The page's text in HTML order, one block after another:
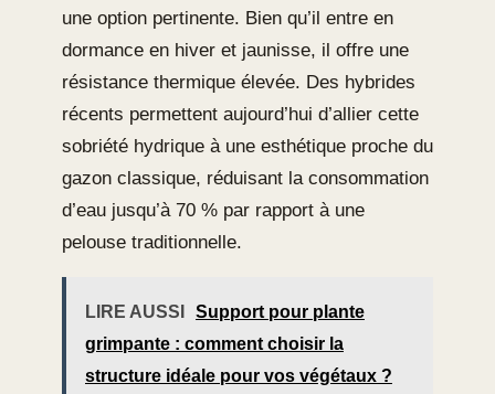
une option pertinente. Bien qu’il entre en
dormance en hiver et jaunisse, il offre une
résistance thermique élevée. Des hybrides
récents permettent aujourd’hui d’allier cette
sobriété hydrique à une esthétique proche du
gazon classique, réduisant la consommation
d’eau jusqu’à 70 % par rapport à une
pelouse traditionnelle.
LIRE AUSSI
Support pour plante
grimpante : comment choisir la
structure idéale pour vos végétaux ?